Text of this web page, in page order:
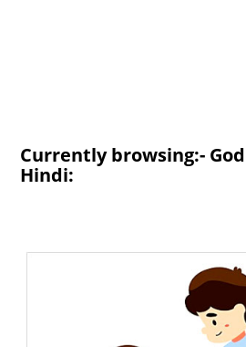
Currently browsing:-
Hindi: